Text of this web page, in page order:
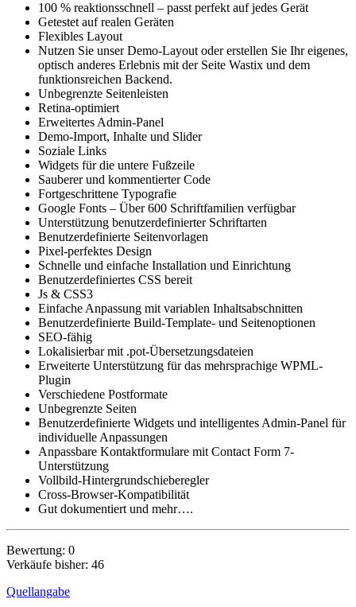
100 % reaktionsschnell – passt perfekt auf jedes Gerät
Getestet auf realen Geräten
Flexibles Layout
Nutzen Sie unser Demo-Layout oder erstellen Sie Ihr eigenes,
optisch anderes Erlebnis mit der Seite Wastix und dem
funktionsreichen Backend.
Unbegrenzte Seitenleisten
Retina-optimiert
Erweitertes Admin-Panel
Demo-Import, Inhalte und Slider
Soziale Links
Widgets für die untere Fußzeile
Sauberer und kommentierter Code
Fortgeschrittene Typografie
Google Fonts – Über 600 Schriftfamilien verfügbar
Unterstützung benutzerdefinierter Schriftarten
Benutzerdefinierte Seitenvorlagen
Pixel-perfektes Design
Schnelle und einfache Installation und Einrichtung
Benutzerdefiniertes CSS bereit
Js & CSS3
Einfache Anpassung mit variablen Inhaltsabschnitten
Benutzerdefinierte Build-Template- und Seitenoptionen
SEO-fähig
Lokalisierbar mit .pot-Übersetzungsdateien
Erweiterte Unterstützung für das mehrsprachige WPML-
Plugin
Verschiedene Postformate
Unbegrenzte Seiten
Benutzerdefinierte Widgets und intelligentes Admin-Panel für
individuelle Anpassungen
Anpassbare Kontaktformulare mit Contact Form 7-
Unterstützung
Vollbild-Hintergrundschieberegler
Cross-Browser-Kompatibilität
Gut dokumentiert und mehr….
Bewertung: 0
Verkäufe bisher: 46
Quellangabe